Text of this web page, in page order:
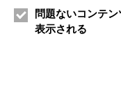
問題ないコンテ
表示される